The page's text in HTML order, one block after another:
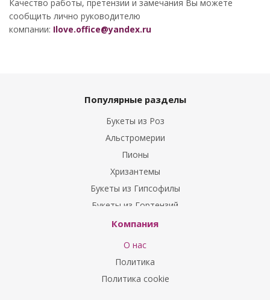
Качество работы, претензии и замечания Вы можете
сообщить лично руководителю
компании: Ilove.office@yandex.ru
Популярные разделы
Букеты из Роз
Альстромерии
Пионы
Хризантемы
Букеты из Гипсофилы
Букеты из Гортензий
Букеты из Ирисов
Букеты из Эустом
Компания
О нас
Политика
Политика cookie